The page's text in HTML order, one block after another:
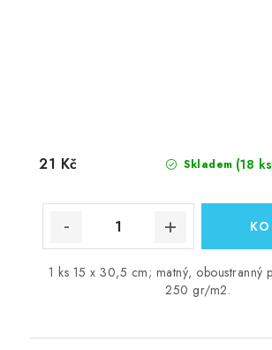
Skladem (18
21 Kč
1 ks 15 x 30,5 cm; matný, oboustranný
250 gr/m2.